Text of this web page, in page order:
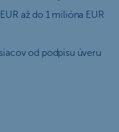
až do 1 milióna EUR
od podpisu úveru